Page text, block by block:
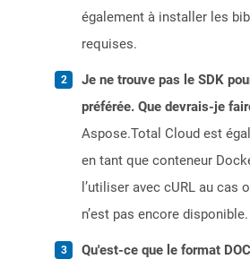
également à installer les
requises.
Je ne trouve pas le SDK
préférée. Que devrais-je
Aspose.Total Cloud est
en tant que conteneur
l’utiliser avec cURL au cas
n’est pas encore disponible.
Qu'est-ce que le format